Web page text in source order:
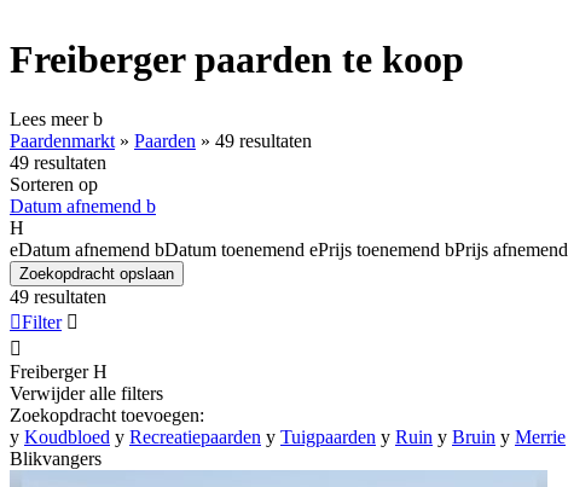
Freiberger paarden te koop
Lees meerb
Paardenmarkt » Paarden » 49 resultaten
49 resultaten
Sorteren op
Datum afnemend b
H
eDatum afnemend bDatum toenemend ePrijs toenemend bPrijs afnemend
Zoekopdracht opslaan
49 resultaten
Filter 

Freiberger H
Verwijder alle filters
Zoekopdracht toevoegen:
y Koudbloed y Recreatiepaarden y Tuigpaarden y Ruin y Bruin y Merrie
Blikvangers